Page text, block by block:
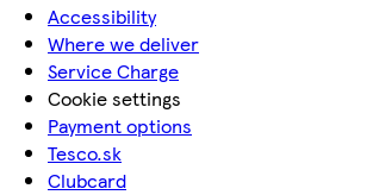
Accessibility
Where we deliver
Service Charge
Cookie settings
Payment options
Tesco.sk
Clubcard